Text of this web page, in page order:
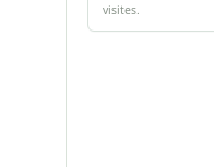
visites.